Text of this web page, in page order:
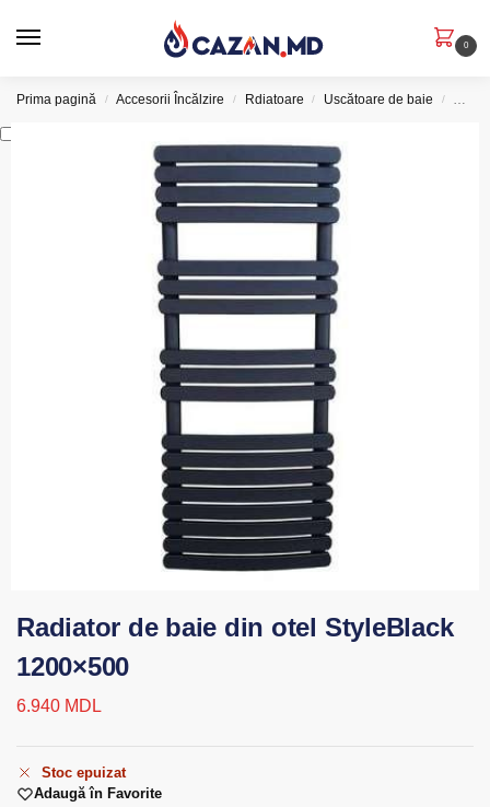
0
Prima pagină / Accesorii Încălzire / Rdiatoare / Uscătoare de baie /
Radiator de baie din otel StyleBlack
1200×500
6.940 MDL
Stoc epuizat
Adaugă în Favorite